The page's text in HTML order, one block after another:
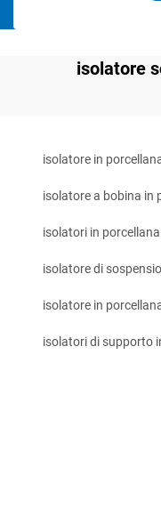
isolatore
isolatore in
isolatore a bobina in
isolatori in
isolatore di
isolatore in
isolatori di supporto